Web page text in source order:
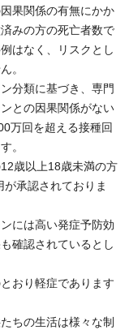
果関係の有無にかか
みの方の死亡者数で
はなく、リスクとし
。
分類に基づき、専門
との因果関係がない
万回を超える接種回
。
歳以上18歳未満の方
承認されておりま
には高い発症予防効
確認されているとし
おり軽症であります
ちの生活は様々な制